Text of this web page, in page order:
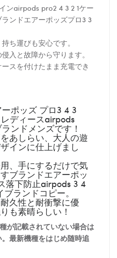
ンairpods pro2 4 3 2 1ケー
ンドエアーポッズプロ3 3
ち運びも安心です。
入と故障から守ります。
スを付けたまま充電でき
ポッズ プロ3 4 3
ディースairpods
ンドメンズです！
あしらい、大人の遊
インに仕上げまし
、手にするだけで気
ブランドエアーポッ
落下防止airpods 3 4
ランドコピー。
久性と耐衝撃に優
も素晴らしい！
が記載されていない場合は
最新機種をはじめ随時追